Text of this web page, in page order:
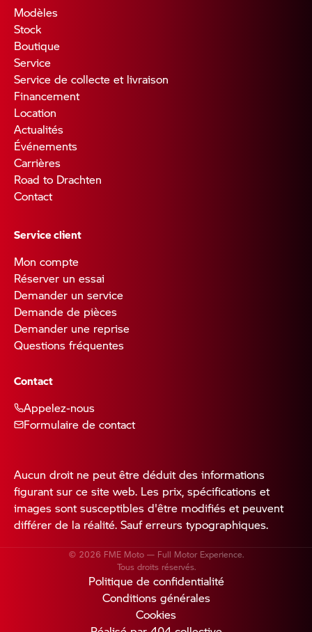
Modèles
Stock
Boutique
Service
Service de collecte et livraison
Financement
Location
Actualités
Événements
Carrières
Road to Drachten
Contact
Service client
Mon compte
Réserver un essai
Demander un service
Demande de pièces
Demander une reprise
Questions fréquentes
Contact
Appelez-nous
Formulaire de contact
Aucun droit ne peut être déduit des informations
figurant sur ce site web. Les prix, spécifications et
images sont susceptibles d'être modifiés et peuvent
différer de la réalité. Sauf erreurs typographiques.
© 2026 FME Moto — Full Motor Experience.
Tous droits réservés.
Politique de confidentialité
Conditions générales
Cookies